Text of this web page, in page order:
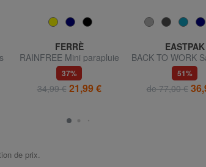
FERRÈ
RAINFREE Mini parapluie
automatique
37%
34,99 € 21,99 €
EASTPAK
BACK TO WORK
ordinateur 15"
51%
de 77,00 €
de prix.